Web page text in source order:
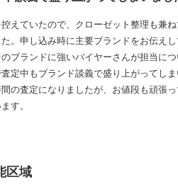
えていたので、クローゼット整理も兼
。申し込み時に主要ブランドをお伝えし
ブランドに強いバイヤーさんが担当につ
定中もブランド談義で盛り上がってしま
間の査定になりましたが、お値段も頑張
す。
区域